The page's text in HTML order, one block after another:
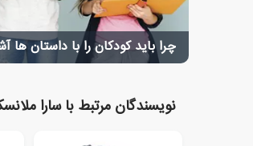
چرا باید کودکان را با داستان ها
نویسندگان مرتبط با سارا